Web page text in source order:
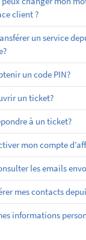
client ?
un service
un code PIN?
un ticket?
à un ticket?
mon compte
les emails
mes contacts
informations